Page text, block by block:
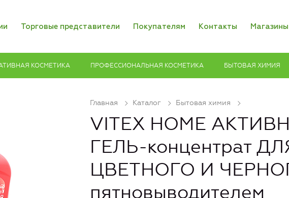
Торговые представители Покупателям Контакты Магазины
КОСМЕТИКА ПРОФЕССИОНАЛЬНАЯ КОСМЕТИКА БЫТОВАЯ ХИМИЯ
Главная Каталог Бытовая химия
VITEX HOME
ГЕЛЬ-концентрат
ЦВЕТНОГО И
пятновыводителем